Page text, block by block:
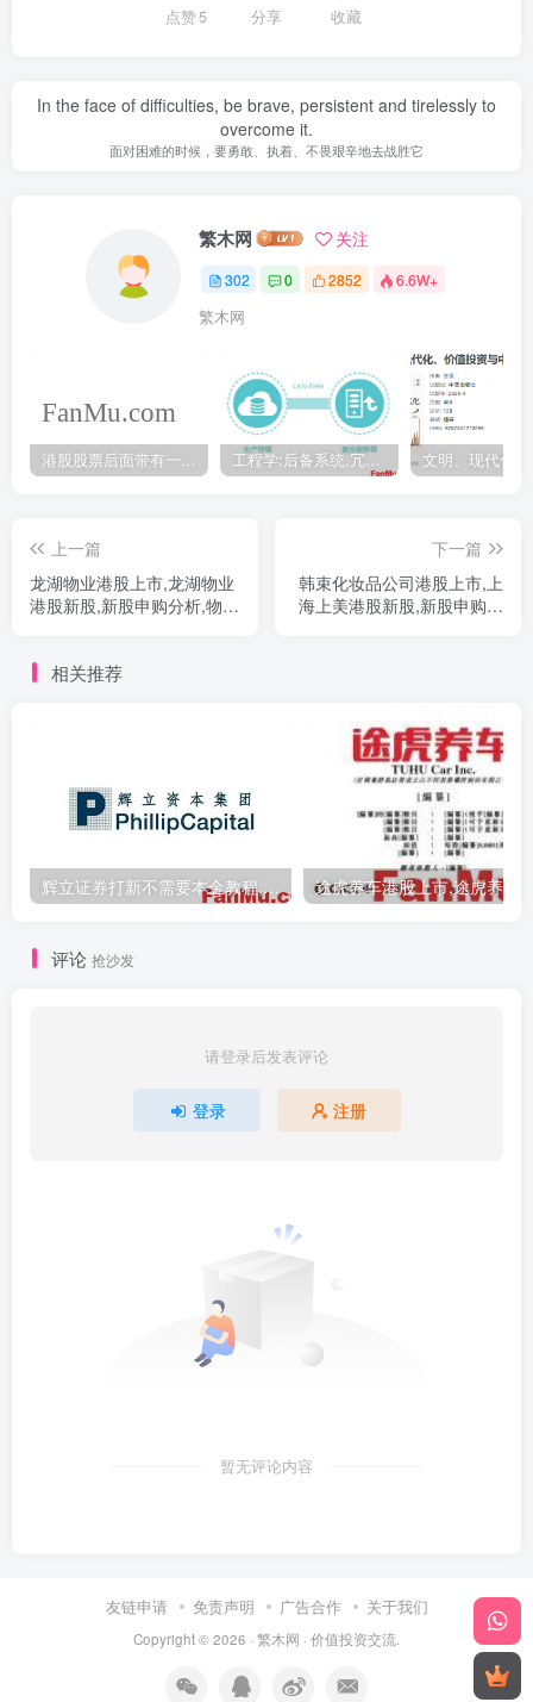
点赞5 分享 收藏
In the face of difficulties, be brave, persistent and tirelessly to
overcome it.
面对困难的时候，要勇敢、执着、不畏艰辛地去战胜它
繁木网 关注
302 0 2852 6.6W+
繁木网
港股股票后面带有一个B是什么意思？股票名字带-W,-R,-S呢 工程学:后备系统,冗余备份系统,冗余设计系统-芒格多学科思维模型
上一篇
龙湖物业港股上市,龙湖物业
港股新股,新股申购分析,物业
下一篇
韩束化妆品公司港股上市,上
海上美港股新股,新股申购分
相关推荐
评论 抢沙发
请登录后发表评论
登录 注册
暂无评论内容
友链申请 免责声明 广告合作 关于我们
Copyright © 2026 · 繁木网 · 价值投资交流